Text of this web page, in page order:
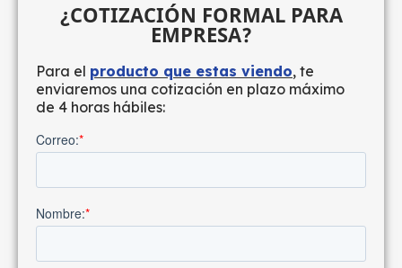
¿COTIZACIÓN FORMAL PARA
EMPRESA?
Para el producto que estas viendo, te
enviaremos una cotización en plazo máximo
de 4 horas hábiles: